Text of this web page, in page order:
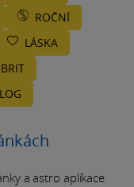
ROČNÍ
LÁSKA
a astro aplikace